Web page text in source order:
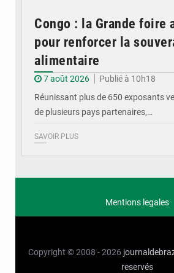
Congo : la Grande foire
pour renforcer la
alimentaire
7 août 2026
Publié à 10h18
Réunissant plus de 650 exposants
de plusieurs pays partenaires,…
SAVOIR PLUS
Mentions legales
Copyright © 2008 - 2026
reservés